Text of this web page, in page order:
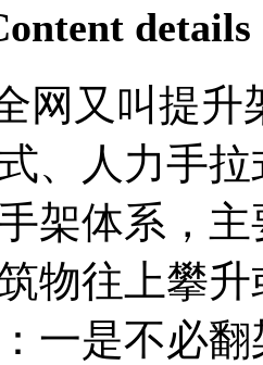
details
网又叫提
、人力手
架体系，
物往上攀
一是不必